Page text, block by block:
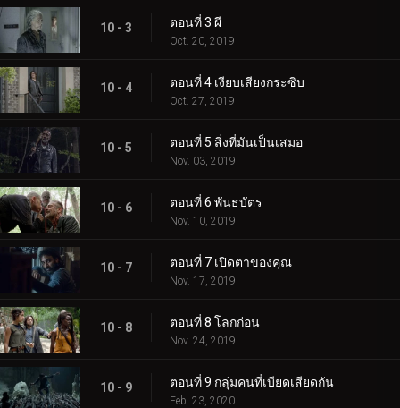
10 - 3 ตอนที่ 3 ผี
Oct. 20, 2019
10 - 4 ตอนที่ 4 เงียบเสียงกระซิบ
Oct. 27, 2019
10 - 5 ตอนที่ 5 สิ่งที่มันเป็นเสมอ
Nov. 03, 2019
10 - 6 ตอนที่ 6 พันธบัตร
Nov. 10, 2019
10 - 7 ตอนที่ 7 เปิดตาของคุณ
Nov. 17, 2019
10 - 8 ตอนที่ 8 โลกก่อน
Nov. 24, 2019
10 - 9 ตอนที่ 9 กลุ่มคนที่เบียดเสียดกัน
Feb. 23, 2020